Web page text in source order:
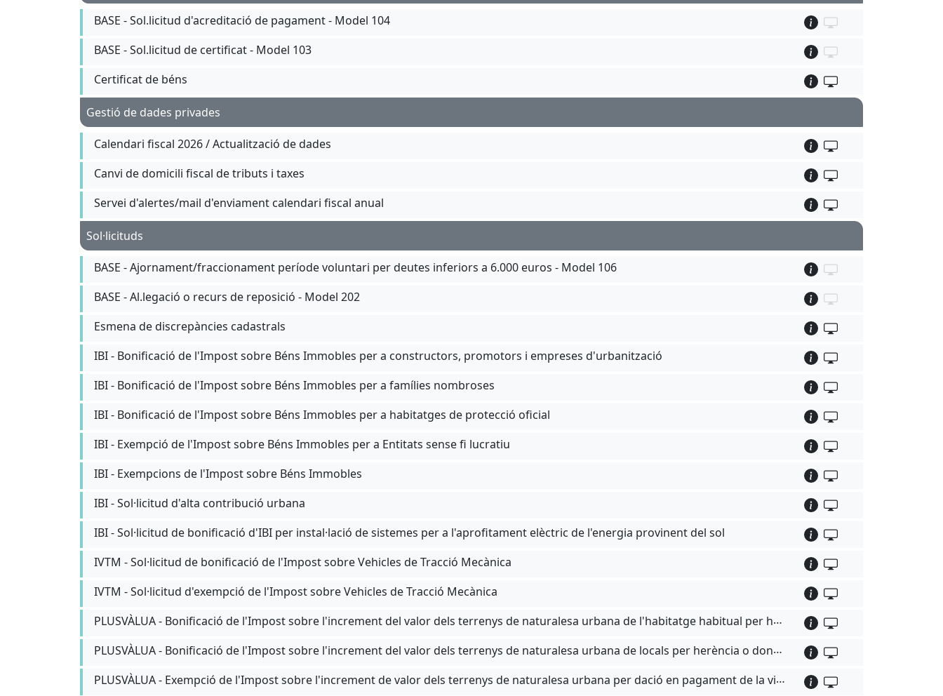
BASE - Sol.licitud d'acreditació de pagament - Model 104
BASE - Sol.licitud de certificat - Model 103
Certificat de béns
Gestió de dades privades
Calendari fiscal 2026 / Actualització de dades
Canvi de domicili fiscal de tributs i taxes
Servei d'alertes/mail d'enviament calendari fiscal anual
Sol·licituds
BASE - Ajornament/fraccionament període voluntari per deutes inferiors a 6.000 euros - Model 106
BASE - Al.legació o recurs de reposició - Model 202
Esmena de discrepàncies cadastrals
IBI - Bonificació de l'Impost sobre Béns Immobles per a constructors, promotors i empreses d'urbanització
IBI - Bonificació de l'Impost sobre Béns Immobles per a famílies nombroses
IBI - Bonificació de l'Impost sobre Béns Immobles per a habitatges de protecció oficial
IBI - Exempció de l'Impost sobre Béns Immobles per a Entitats sense fi lucratiu
IBI - Exempcions de l'Impost sobre Béns Immobles
IBI - Sol·licitud d'alta contribució urbana
IBI - Sol·licitud de bonificació d'IBI per instal·lació de sistemes per a l'aprofitament elèctric de l'energia provinent del sol
IVTM - Sol·licitud de bonificació de l'Impost sobre Vehicles de Tracció Mecànica
IVTM - Sol·licitud d'exempció de l'Impost sobre Vehicles de Tracció Mecànica
PLUSVÀLUA - Bonificació de l'Impost sobre l'increment del valor dels terrenys de naturalesa urbana de l'habitatge habitual per herència
PLUSVÀLUA - Bonificació de l'Impost sobre l'increment del valor dels terrenys de naturalesa urbana de locals per herència o donació
PLUSVÀLUA - Exempció de l'Impost sobre l'increment de valor dels terrenys de naturalesa urbana per dació en pagament de la vivenda habitual